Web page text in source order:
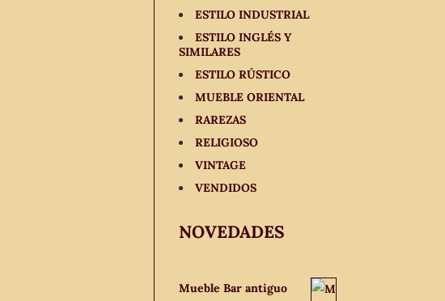
ESTILO INDUSTRIAL
ESTILO INGLÉS Y
SIMILARES
ESTILO RÚSTICO
MUEBLE ORIENTAL
RAREZAS
RELIGIOSO
VINTAGE
VENDIDOS
NOVEDADES
Mueble Bar antiguo